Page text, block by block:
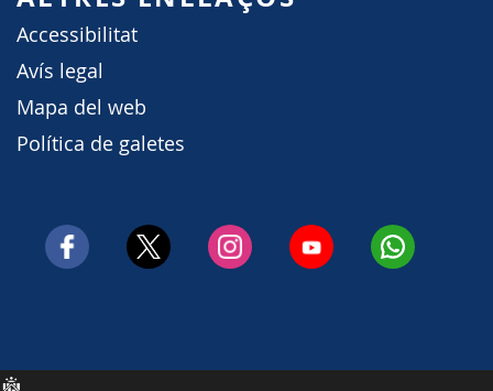
Accessibilitat
Avís legal
Mapa del web
Política de galetes